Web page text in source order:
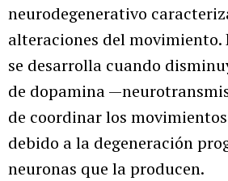
neurodegenerativo
alteraciones del movimiento.
se desarrolla cuando
de dopamina
de coordinar los
debido a la degeneración
neuronas que la producen.